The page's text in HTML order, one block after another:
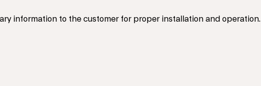
information to the customer for proper installation and operation.